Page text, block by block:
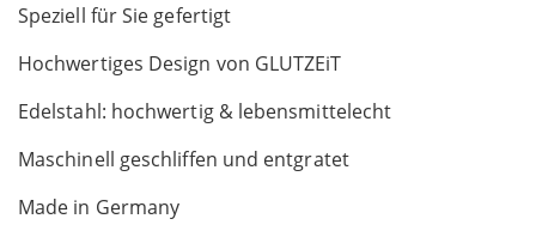
Speziell für Sie gefertigt
Hochwertiges Design von GLUTZEiT
Edelstahl: hochwertig & lebensmittelecht
Maschinell geschliffen und entgratet
Made in Germany
beginning
the
images
gallery